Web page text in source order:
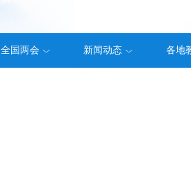
全国两会 新闻动态 各地